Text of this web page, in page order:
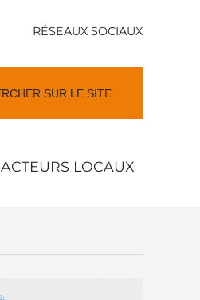
RÉSEAUX SOCIAUX
ACTEURS LOCAUX